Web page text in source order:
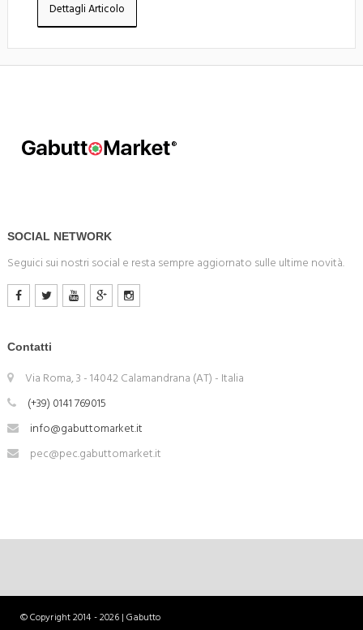
Dettagli Articolo
SOCIAL NETWORK
Seguici sui nostri social e resta sempre aggiornato sulle ultime novità.
Contatti
Via Roma, 3 - 14042 Calamandrana (AT) - Italia
(+39) 0141 769015
info@gabuttomarket.it
pec@pec.gabuttomarket.it
© Copyright 2014 - 2026 | Gabutto